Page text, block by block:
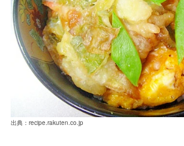
出典：recipe.rakuten.co.jp